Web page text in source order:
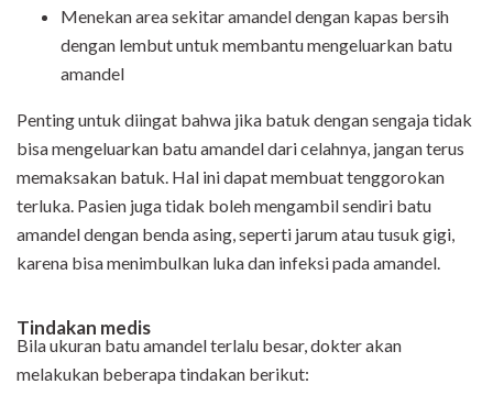
Menekan area sekitar amandel dengan kapas bersih
dengan lembut untuk membantu mengeluarkan batu
amandel
Penting untuk diingat bahwa jika batuk dengan sengaja tidak
bisa mengeluarkan batu amandel dari celahnya, jangan terus
memaksakan batuk. Hal ini dapat membuat tenggorokan
terluka. Pasien juga tidak boleh mengambil sendiri batu
amandel dengan benda asing, seperti jarum atau tusuk gigi,
karena bisa menimbulkan luka dan infeksi pada amandel.
Tindakan medis
Bila ukuran batu amandel terlalu besar, dokter akan
melakukan beberapa tindakan berikut: